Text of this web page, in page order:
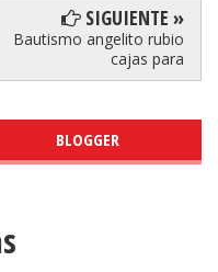
SIGUIENTE »
Bautismo angelito rubio
cajas para
BLOGGER